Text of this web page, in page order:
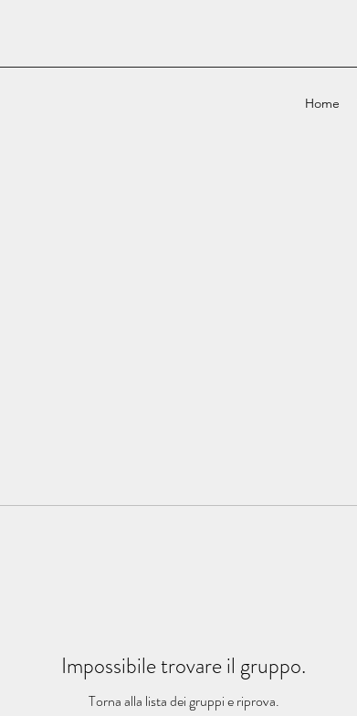
Home
Impossibile trovare il gruppo.
Torna alla lista dei gruppi e riprova.